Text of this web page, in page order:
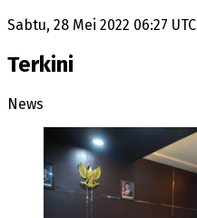
Sabtu, 28 Mei 2022 06:27 UTC
Terkini
News